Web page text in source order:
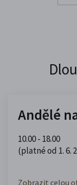
Andělé
10.00 - 18.00
(platné od 1. 6.
Zobrazit celou